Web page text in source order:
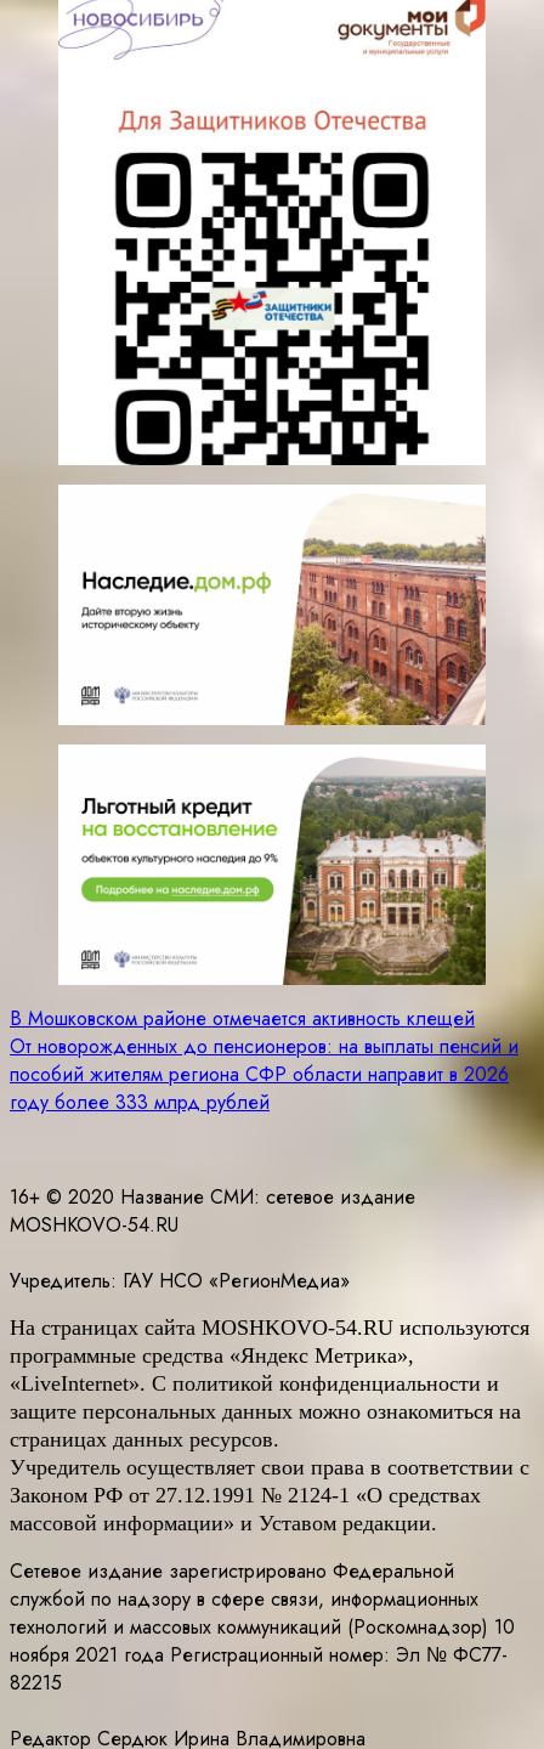
Навигация
по
записям
В Мошковском районе отмечается активность клещей
От новорожденных до пенсионеров: на выплаты пенсий и
пособий жителям региона СФР области направит в 2026
году более 333 млрд рублей
16+ © 2020 Название СМИ: cетевое издание
MOSHKOVO-54.RU
Учредитель: ГАУ НСО «РегионМедиа»
На страницах сайта MOSHKOVO-54.RU используются
программные средства «Яндекс Метрика»,
«LiveInternet». С политикой конфиденциальности и
защите персональных данных можно ознакомиться на
страницах данных ресурсов.
Учредитель осуществляет свои права в соответствии с
Законом РФ от 27.12.1991 № 2124-1 «О средствах
массовой информации» и Уставом редакции.
Сетевое издание зарегистрировано Федеральной
службой по надзору в сфере связи, информационных
технологий и массовых коммуникаций (Роскомнадзор) 10
ноября 2021 года Регистрационный номер: Эл № ФС77-
82215
Редактор Сердюк Ирина Владимировна